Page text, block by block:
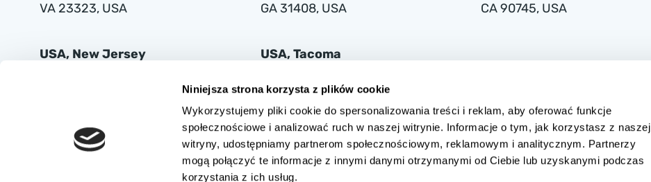
Niniejsza strona korzysta z plików cookie
Wykorzystujemy pliki cookie do spersonalizowania treści i reklam, aby oferować funkcje
społecznościowe i analizować ruch w naszej witrynie. Informacje o tym, jak korzystasz z naszej
witryny, udostępniamy partnerom społecznościowym, reklamowym i analitycznym. Partnerzy
mogą połączyć te informacje z innymi danymi otrzymanymi od Ciebie lub uzyskanymi podczas
korzystania z ich usług.
VA 23323, USA
GA 31408, USA
CA 90745, USA
USA, New Jersey
USA, Tacoma
Tacoma
WA 98421